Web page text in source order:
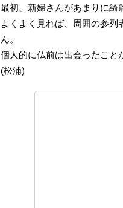
最初、新婦さんがあまりに綺
よくよく見れば、周囲の参
ん。
個人的に仏前は出会ったこと
(松浦)